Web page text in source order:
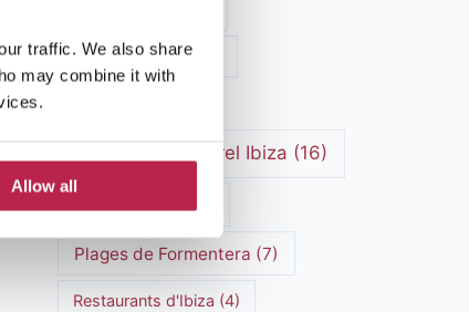
traffic. We also share
may combine it with
Allow all
Marchés hippies
patrimoine culturel Ibiza (16)
(7)
Plages de Formentera (7)
Restaurants d'Ibiza (4)